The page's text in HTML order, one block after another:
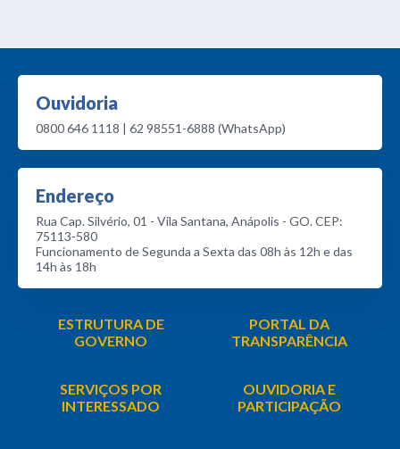
Ouvidoria
0800 646 1118 | 62 98551-6888 (WhatsApp)
Endereço
Rua Cap. Silvério, 01 - Vila Santana, Anápolis - GO. CEP:
75113-580
Funcionamento de Segunda a Sexta das 08h às 12h e das
14h às 18h
ESTRUTURA DE
GOVERNO
PORTAL DA
TRANSPARÊNCIA
SERVIÇOS POR
INTERESSADO
OUVIDORIA E
PARTICIPAÇÃO